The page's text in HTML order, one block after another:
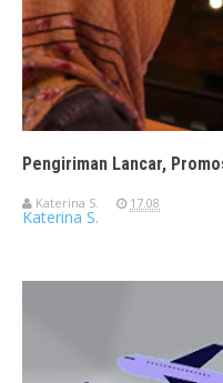
Pengiriman Lancar,
Katerina S. 17.08
Katerina S.